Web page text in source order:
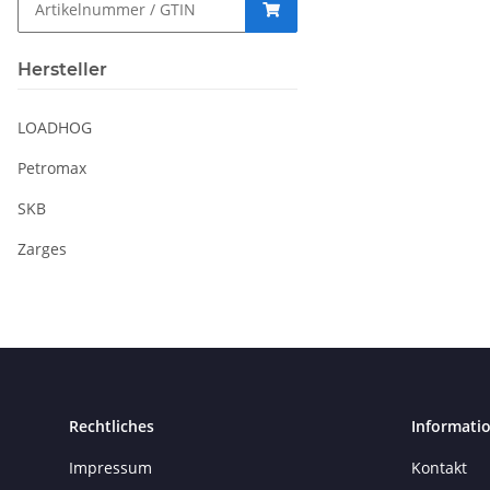
Hersteller
LOADHOG
Petromax
SKB
Zarges
Rechtliches
Impressum Kontakt